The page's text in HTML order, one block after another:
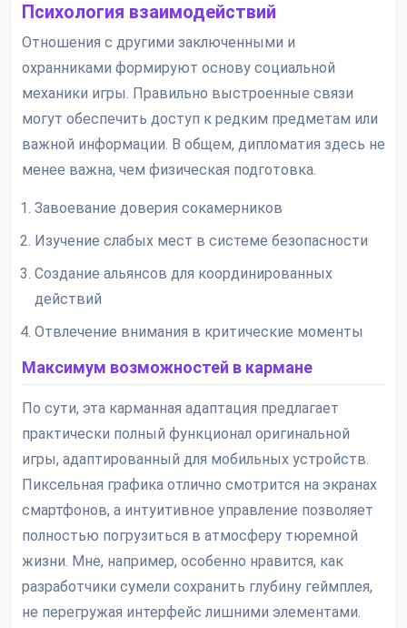
Психология взаимодействий
Отношения с другими заключенными и
охранниками формируют основу социальной
механики игры. Правильно выстроенные связи
могут обеспечить доступ к редким предметам или
важной информации. В общем, дипломатия здесь не
менее важна, чем физическая подготовка.
Завоевание доверия сокамерников
Изучение слабых мест в системе безопасности
Создание альянсов для координированных
действий
Отвлечение внимания в критические моменты
Максимум возможностей в кармане
По сути, эта карманная адаптация предлагает
практически полный функционал оригинальной
игры, адаптированный для мобильных устройств.
Пиксельная графика отлично смотрится на экранах
смартфонов, а интуитивное управление позволяет
полностью погрузиться в атмосферу тюремной
жизни. Мне, например, особенно нравится, как
разработчики сумели сохранить глубину геймплея,
не перегружая интерфейс лишними элементами.